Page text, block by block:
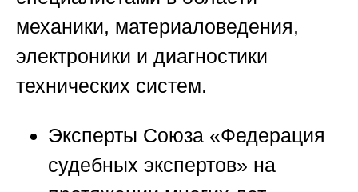
механики, материаловедения,
электроники и диагностики
технических систем.
Эксперты Союза «Федерация
судебных экспертов» на